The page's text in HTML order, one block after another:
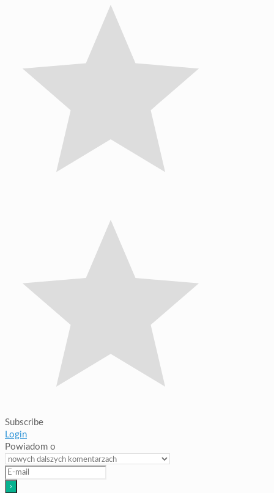
Subscribe
Login
Powiadom o